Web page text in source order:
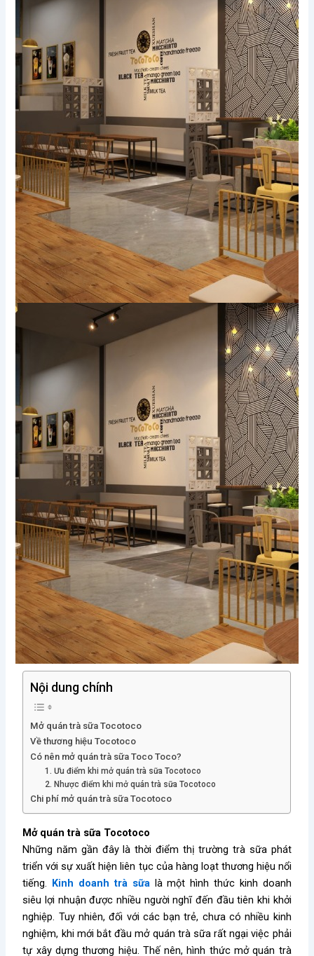
Nội dung chính
Mở quán trà sữa Tocotoco
Về thương hiệu Tocotoco
Có nên mở quán trà sữa Toco Toco?
1. Ưu điểm khi mở quán trà sữa Tocotoco
2. Nhược điểm khi mở quán trà sữa Tocotoco
Chi phí mở quán trà sữa Tocotoco
Mở quán trà sữa Tocotoco
Những năm gần đây là thời điểm thị trường trà sữa phát
triển với sự xuất hiện liên tục của hàng loạt thương hiệu nổi
tiếng. Kinh doanh trà sữalà một hình thức kinh doanh
siêu lợi nhuận được nhiều người nghĩ đến đầu tiên khi khởi
nghiệp. Tuy nhiên, đối với các bạn trẻ, chưa có nhiều kinh
nghiệm, khi mới bắt đầu mở quán trà sữa rất ngại việc phải
tự xây dựng thương hiệu. Thế nên, hình thức mở quán trà